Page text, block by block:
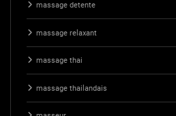
massage detente
massage relaxant
massage thai
massage thailandais